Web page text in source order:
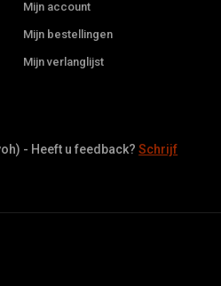
Mijn account
Mijn bestellingen
Mijn verlanglijst
- Heeft u feedback?Schrijf